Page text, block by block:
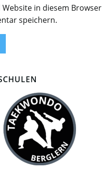
in diesem Browser
speichern.